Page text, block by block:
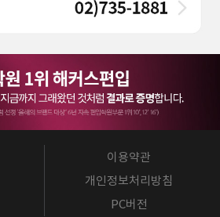
이용약관
개인정보처리방침
PC버전